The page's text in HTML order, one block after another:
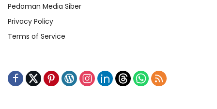
Pedoman Media Siber
Privacy Policy
Terms of Service